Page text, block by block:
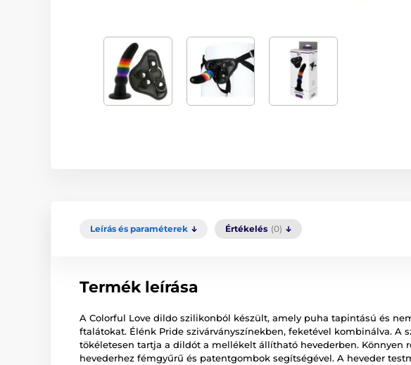
Leírás és paraméterek Értékelés (0)
Termék leírása
A Colorful Love dildo szilikonból készült, amely puha tapintású és
ftalátokat. Élénk Pride szivárványszínekben, feketével kombinálva. A
tökéletesen tartja a dildót a mellékelt állítható hevederben. Könnyen
hevederhez fémgyűrű és patentgombok segítségével. A heveder